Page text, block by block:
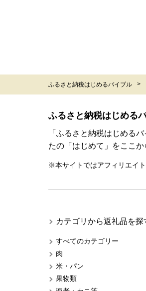
ふるさと納税はじめるバイブル
ふるさと納税はじめる
「ふるさと納税はじめる
たの「はじめて」をここか
※本サイトではアフィリエイ
カテゴリから返礼品を探
すべてのカテゴリー
肉
米・パン
果物類